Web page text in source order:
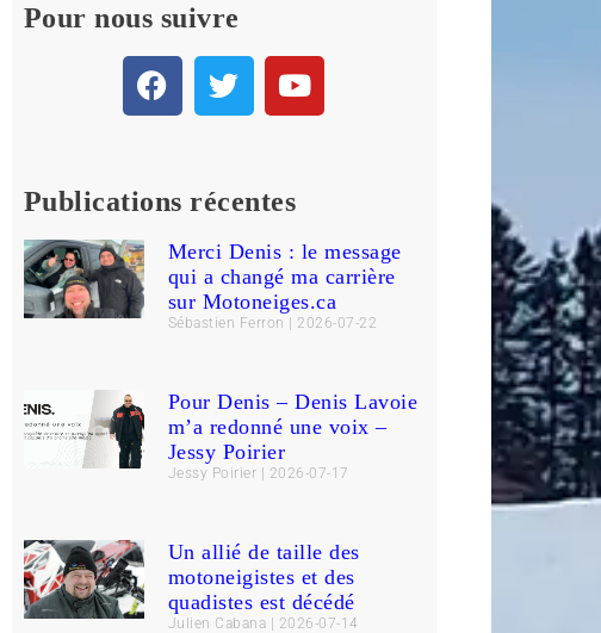
Pour nous suivre
Publications récentes
Merci Denis : le message
qui a changé ma carrière
sur Motoneiges.ca
Sébastien Ferron 2026-07-22
Pour Denis – Denis Lavoie
m’a redonné une voix –
Jessy Poirier
Jessy Poirier 2026-07-17
Un allié de taille des
motoneigistes et des
quadistes est décédé
Julien Cabana 2026-07-14